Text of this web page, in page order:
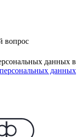
вопрос
данных в
данных